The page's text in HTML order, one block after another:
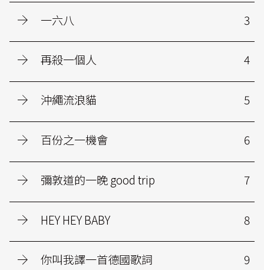
一六八 3
再殺一個人 4
沖繩流浪貓 5
百份之一機會 6
彌敦道的一晚 good trip 7
HEY HEY BABY 8
你叫我譯一首德國歌詞 9